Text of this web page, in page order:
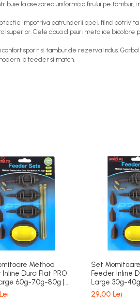
la asezarea uniforma a firului pe tambur,
impotriva patrunderii apei, fiind
superior. Cele doua clipsuri metalice
sporit si tambur de rezerva inclus.
la feeder si match.
Method
Inline Dura Flat PRO
60g-70g-80g |
Set
Feeder Inline
Large 30g-
FL
29,00 Lei